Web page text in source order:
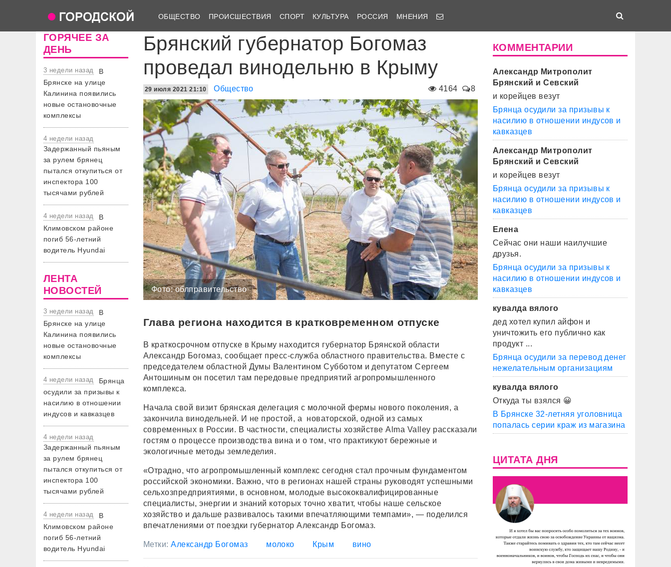
ОБЩЕСТВО ПРОИСШЕСТВИЯ СПОРТ КУЛЬТУРА РОССИЯ МНЕНИЯ
ГОРЯЧЕЕ ЗА
ДЕНЬ
3 недели назад
В
Брянске на улице
Калинина появились
новые остановочные
комплексы
4 недели назад
Задержанный пьяным
за рулем брянец
пытался откупиться от
инспектора 100
тысячами рублей
4 недели назад
В
Климовском районе
погиб 56-летний
водитель Hyundai
ЛЕНТА
НОВОСТЕЙ
3 недели назад
В
Брянске на улице
Калинина появились
новые остановочные
комплексы
4 недели назад
Брянца
осудили за призывы к
насилию в отношении
индусов и кавказцев
4 недели назад
Задержанный пьяным
за рулем брянец
пытался откупиться от
инспектора 100
тысячами рублей
4 недели назад
В
Климовском районе
погиб 56-летний
водитель Hyundai
Брянский губернатор Богомаз
проведал винодельню в Крыму
4164 8
29 июля 2021 21:10 Общество
Фото: облправительство
Глава региона находится в кратковременном отпуске
В краткосрочном отпуске в Крыму находится губернатор Брянской области
Александр Богомаз, сообщает пресс-служба областного правительства. Вместе с
председателем областной Думы Валентином Субботом и депутатом Сергеем
Антошиным он посетил там передовые предприятий агропромышленного
комплекса.
Начала свой визит брянская делегация с молочной фермы нового поколения, а
закончила винодельней. И не простой, а новаторской, одной из самых
современных в России. В частности, специалисты хозяйстве Alma Valley рассказали
гостям о процессе производства вина и о том, что практикуют бережные и
экологичные методы земледелия.
«Отрадно, что агропромышленный комплекс сегодня стал прочным фундаментом
российской экономики. Важно, что в регионах нашей страны руководят успешными
сельхозпредприятиями, в основном, молодые высококвалифицированные
специалисты, энергии и знаний которых точно хватит, чтобы наше сельское
хозяйство и дальше развивалось такими впечатляющими темпами», — поделился
впечатлениями от поездки губернатор Александр Богомаз.
Метки:Александр Богомаз молоко Крым вино
КОММЕНТАРИИ
Александр Митрополит
Брянский и Севский
и корейцев везут
Брянца осудили за призывы к
насилию в отношении индусов и
кавказцев
Александр Митрополит
Брянский и Севский
и корейцев везут
Брянца осудили за призывы к
насилию в отношении индусов и
кавказцев
Елена
Сейчас они наши наилучшие
друзья.
Брянца осудили за призывы к
насилию в отношении индусов и
кавказцев
кувалда вялого
дед хотел купил айфон и
уничтожить его публично как
продукт ...
Брянца осудили за перевод денег
нежелательным организациям
кувалда вялого
Откуда ты взялся 😀
В Брянске 32-летняя уголовница
попалась серии краж из магазина
ЦИТАТА ДНЯ